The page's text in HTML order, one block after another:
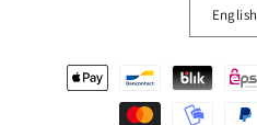
English
Payment
methods